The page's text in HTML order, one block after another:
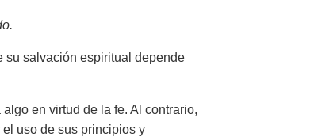
su salvación espiritual depende
en virtud de la fe. Al contrario,
uso de sus principios y